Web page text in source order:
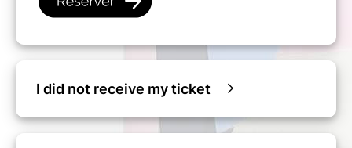
I did not receive my ticket